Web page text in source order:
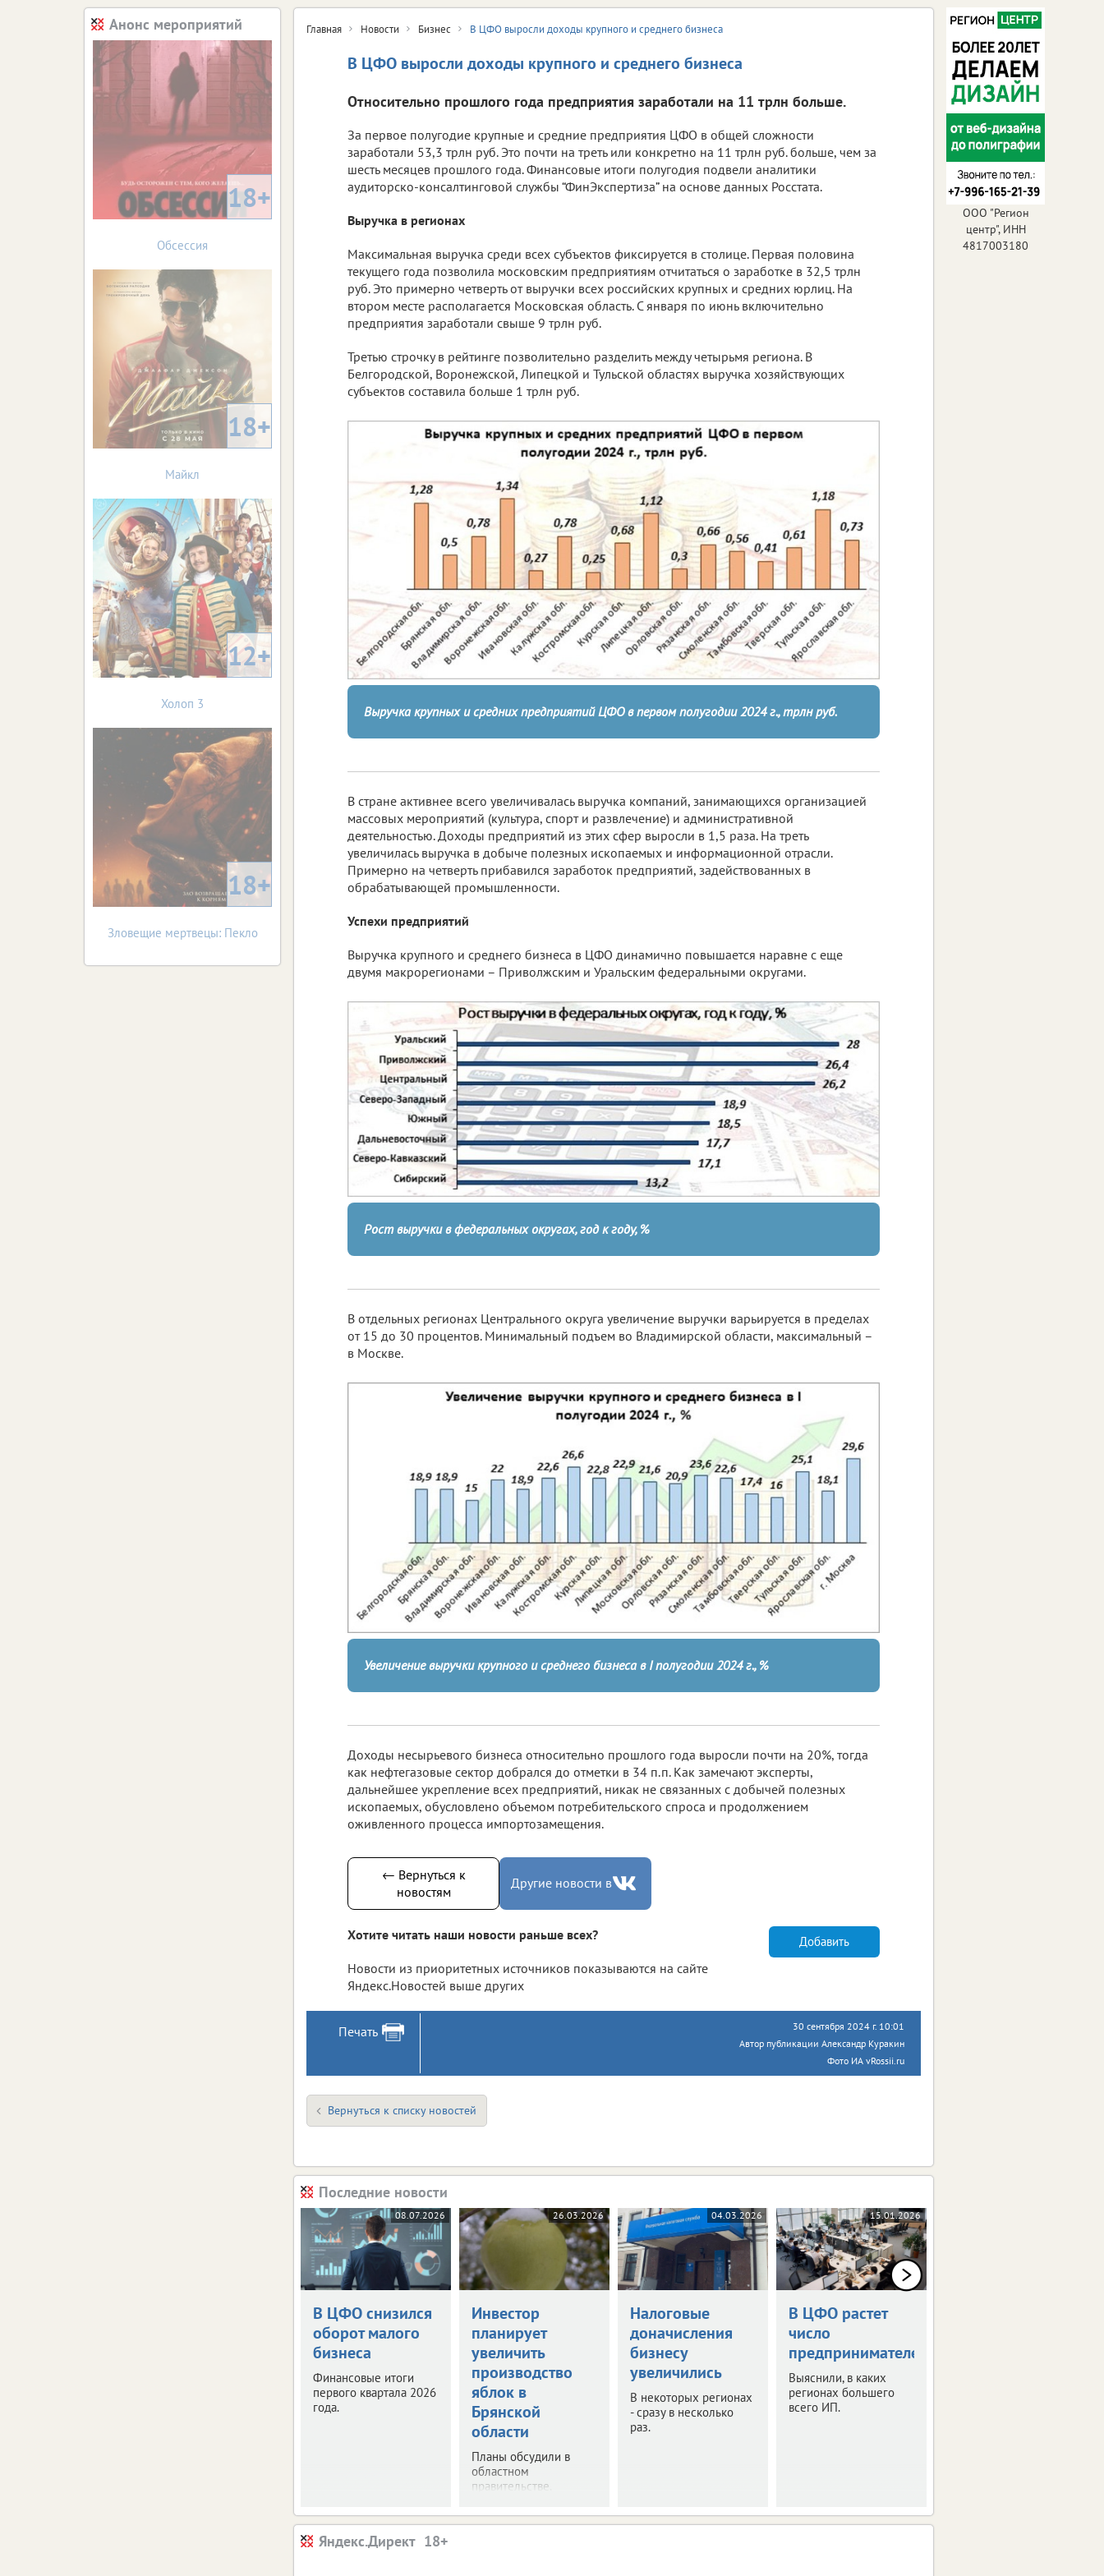
Главная Новости Бизнес В ЦФО выросли доходы крупного и среднего бизнеса
В ЦФО выросли доходы крупного и среднего бизнеса
Относительно прошлого года предприятия заработали на 11 трлн больше.
За первое полугодие крупные и средние предприятия ЦФО в общей сложности
заработали 53,3 трлн руб. Это почти на треть или конкретно на 11 трлн руб. больше, чем за
шесть месяцев прошлого года. Финансовые итоги полугодия подвели аналитики
аудиторско-консалтинговой службы “ФинЭкспертиза” на основе данных Росстата.
Выручка в регионах
Максимальная выручка среди всех субъектов фиксируется в столице. Первая половина
текущего года позволила московским предприятиям отчитаться о заработке в 32,5 трлн
руб. Это примерно четверть от выручки всех российских крупных и средних юрлиц. На
втором месте располагается Московская область. С января по июнь включительно
предприятия заработали свыше 9 трлн руб.
Третью строчку в рейтинге позволительно разделить между четырьмя региона. В
Белгородской, Воронежской, Липецкой и Тульской областях выручка хозяйствующих
субъектов составила больше 1 трлн руб.
Выручка крупных и средних предприятий ЦФО в первом полугодии 2024 г., трлн руб.
В стране активнее всего увеличивалась выручка компаний, занимающихся организацией
массовых мероприятий (культура, спорт и развлечение) и административной
деятельностью. Доходы предприятий из этих сфер выросли в 1,5 раза. На треть
увеличилась выручка в добыче полезных ископаемых и информационной отрасли.
Примерно на четверть прибавился заработок предприятий, задействованных в
обрабатывающей промышленности.
Успехи предприятий
Выручка крупного и среднего бизнеса в ЦФО динамично повышается наравне с еще
двумя макрорегионами – Приволжским и Уральским федеральными округами.
Рост выручки в федеральных округах, год к году, %
В отдельных регионах Центрального округа увеличение выручки варьируется в пределах
от 15 до 30 процентов. Минимальный подъем во Владимирской области, максимальный –
в Москве.
Увеличение выручки крупного и среднего бизнеса в I полугодии 2024 г., %
Доходы несырьевого бизнеса относительно прошлого года выросли почти на 20%, тогда
как нефтегазовые сектор добрался до отметки в 34 п.п. Как замечают эксперты,
дальнейшее укрепление всех предприятий, никак не связанных с добычей полезных
ископаемых, обусловлено объемом потребительского спроса и продолжением
оживленного процесса импортозамещения.
← Вернуться к
новостям
Другие новости в
Хотите читать наши новости раньше всех?
Новости из приоритетных источников показываются на сайте
Яндекс.Новостей выше других
Добавить
Печать
30 сентября 2024 г. 10:01
Автор публикации Александр Куракин
Фото ИА vRossii.ru
Вернуться к списку новостей
Последние новости
08.07.2026
В ЦФО снизился
оборот малого
бизнеса
Финансовые итоги
первого квартала 2026
года.
26.03.2026
Инвестор
планирует
увеличить
производство
яблок в
Брянской
области
Планы обсудили в
областном
правительстве.
04.03.2026
Налоговые
доначисления
бизнесу
увеличились
В некоторых регионах
- сразу в несколько
раз.
15.01.2026
В ЦФО растет
число
предпринимателей
Выяснили, в каких
регионах большего
всего ИП.
Яндекс.Директ
Анонс мероприятий
18+
Обсессия
18+
Майкл
12+
Холоп 3
18+
Зловещие мертвецы: Пекло
ООО "Регион
центр", ИНН
4817003180